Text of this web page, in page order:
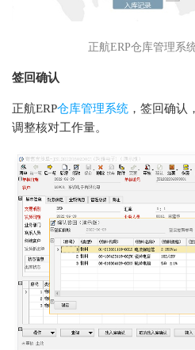
正航ERP仓库管理系
签回确认
正航ERP仓库管理系统 ，签回确认
调整核对工作量。